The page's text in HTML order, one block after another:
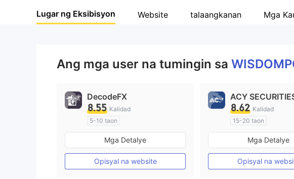
Lugar ng Eksibisyon Website talaangkanan Mga
Ang mga user na tumingin sa
DecodeFX
8.55 Kalidad
5-10 taon
Kinokontrol sa Australia
Paggawa ng Market (MM)
Pangunahing label na MT4
Mga Detalye
Opisyal na website
ACY
8.62 Kalidad
15-20 taon
Kinokontrol sa
Paggawa ng Market
Pangunahing label
Mga Detalye
Opisyal na